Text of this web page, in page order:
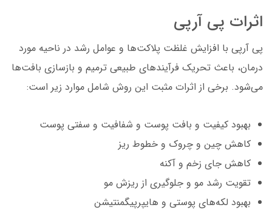
اثرات پی آرپی
پی آرپی با افزایش غلظت پلاکت‌ها و عوامل رشد در ناحیه مورد
درمان، باعث تحریک فرآیندهای طبیعی ترمیم و بازسازی بافت‌ها
می‌شود. برخی از اثرات مثبت این روش شامل موارد زیر است:
بهبود کیفیت و بافت پوست و شفافیت و سفتی پوست
کاهش چین و چروک و خطوط ریز
کاهش جای زخم و آکنه
تقویت رشد مو و جلوگیری از ریزش مو
بهبود لکه‌های پوستی و هایپرپیگمنتیشن